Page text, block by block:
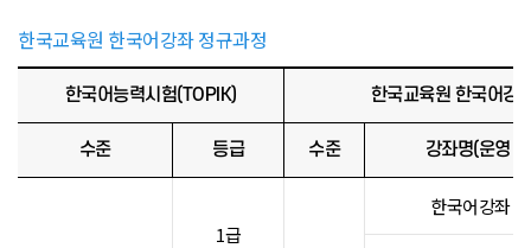
한국교육원 한국어강좌 정규과정
한국어능력시험(TOPIK) 한국교육원 한국어강
수준 등급 수준 강좌명(운영
1급
한국어강좌 1